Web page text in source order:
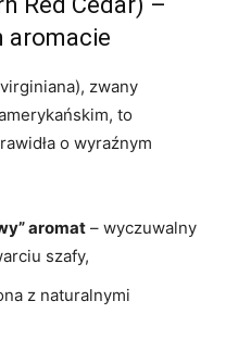
aromacie
zwany
to
o wyraźnym
aromat – wyczuwalny
szafy,
z naturalnymi